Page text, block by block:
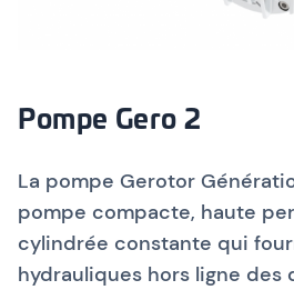
Pompe Gero 2
La pompe Gerotor
pompe compacte, haute
cylindrée constante qui
hydrauliques hors ligne des